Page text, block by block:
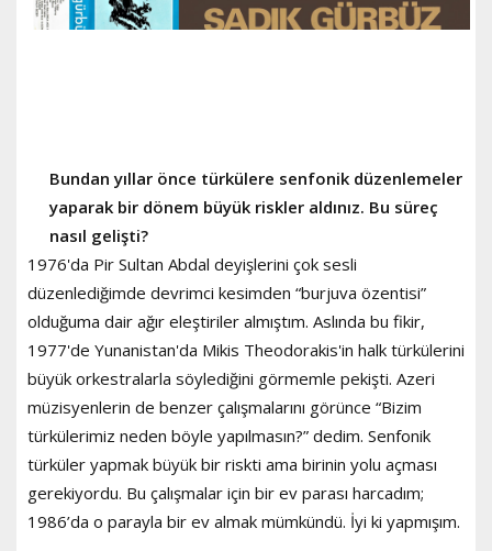
Bundan yıllar önce türkülere senfonik düzenlemeler
yaparak bir dönem büyük riskler aldınız. Bu süreç
nasıl gelişti?
1976'da Pir Sultan Abdal deyişlerini çok sesli
düzenlediğimde devrimci kesimden “burjuva özentisi”
olduğuma dair ağır eleştiriler almıştım. Aslında bu fikir,
1977'de Yunanistan'da Mikis Theodorakis'in halk türkülerini
büyük orkestralarla söylediğini görmemle pekişti. Azeri
müzisyenlerin de benzer çalışmalarını görünce “Bizim
türkülerimiz neden böyle yapılmasın?” dedim. Senfonik
türküler yapmak büyük bir riskti ama birinin yolu açması
gerekiyordu. Bu çalışmalar için bir ev parası harcadım;
1986’da o parayla bir ev almak mümkündü. İyi ki yapmışım.